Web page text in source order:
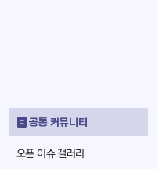
공통 커뮤니티
오픈 이슈 갤러리